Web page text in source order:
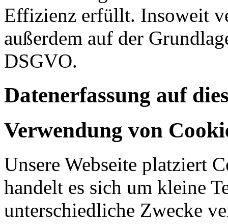
Effizienz erfüllt. Insoweit
außerdem auf der
DSGVO.
Datenerfassung auf
Verwendung von
Unsere Webseite platziert
handelt es sich um kleine
unterschiedliche Zwecke